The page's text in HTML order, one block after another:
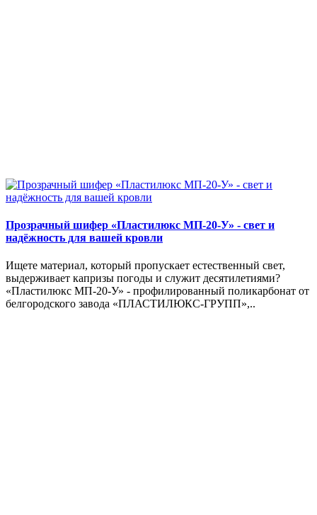
Прозрачный шифер «Пластилюкс МП-20-У» - свет и
надёжность для вашей кровли
Ищете материал, который пропускает естественный свет,
выдерживает капризы погоды и служит десятилетиями?
«Пластилюкс МП-20-У» - профилированный поликарбонат от
белгородского завода «ПЛАСТИЛЮКС-ГРУПП»,..